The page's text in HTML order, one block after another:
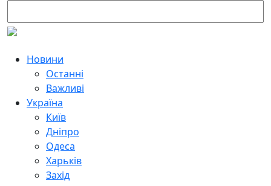
Новини
Останні
Важливі
Україна
Київ
Дніпро
Одеса
Харьків
Захід